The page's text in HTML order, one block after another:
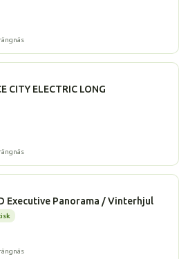
ELECTRIC LONG
Executive Panorama / Vinterhjul